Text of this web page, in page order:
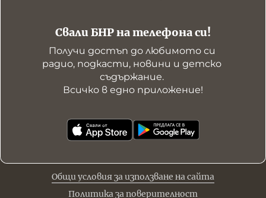
Свали БНР на телефона си!
Получи достъп до любимото си
радио, подкасти, новини и детско
съдържание.
Всичко в едно приложение!
Общи условия за използване на сайта
Политика за поверителност